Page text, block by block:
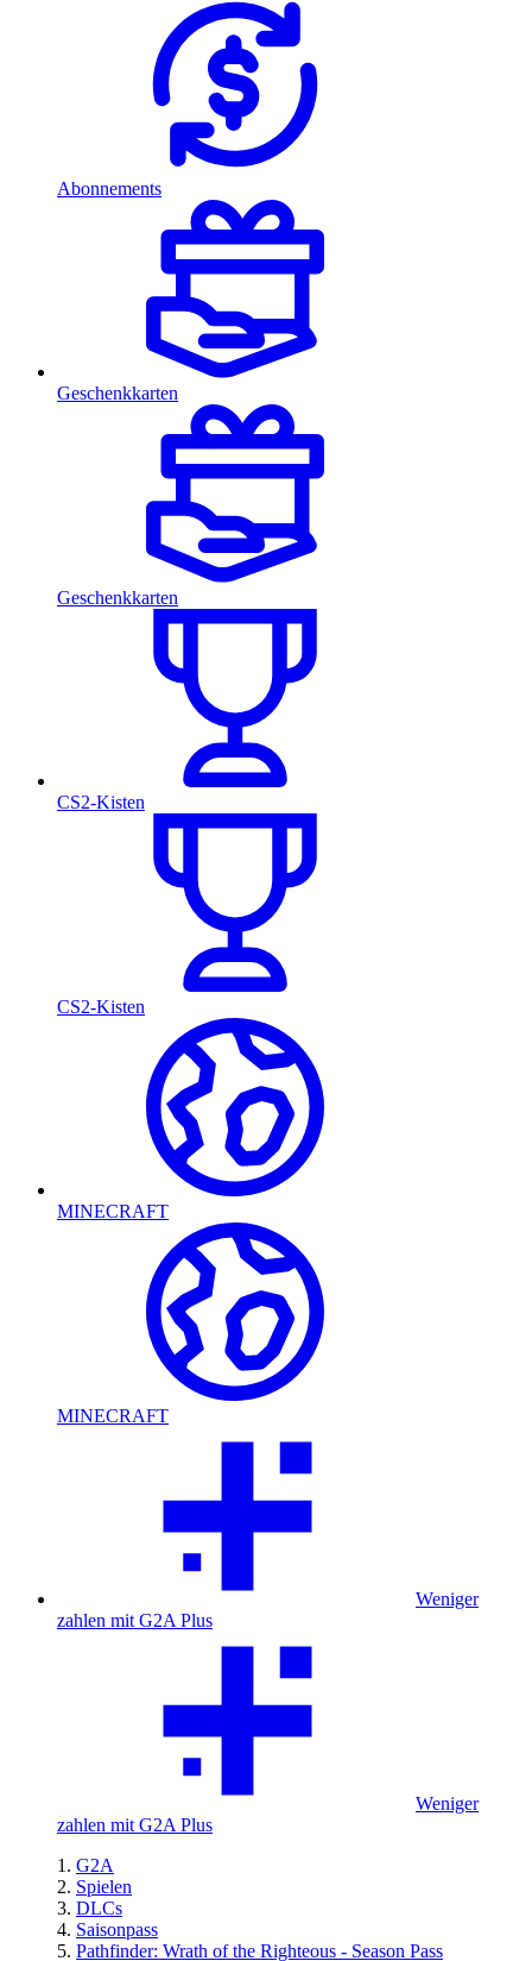
Abonnements
Geschenkkarten
Geschenkkarten
CS2-Kisten
CS2-Kisten
MINECRAFT
MINECRAFT
Weniger
zahlen mit G2A Plus
Weniger
zahlen mit G2A Plus
G2A
Spielen
DLCs
Saisonpass
Pathfinder: Wrath of the Righteous - Season Pass